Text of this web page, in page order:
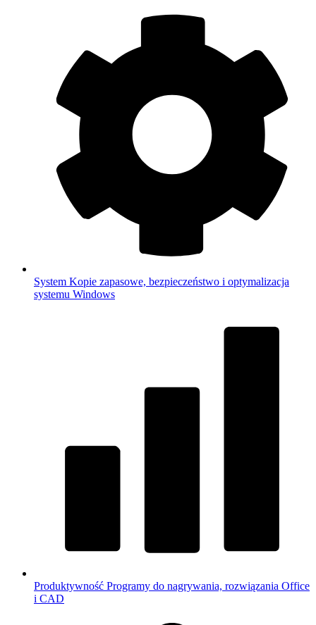
System Kopie zapasowe, bezpieczeństwo i optymalizacja
systemu Windows
Produktywność Programy do nagrywania, rozwiązania Office
i CAD